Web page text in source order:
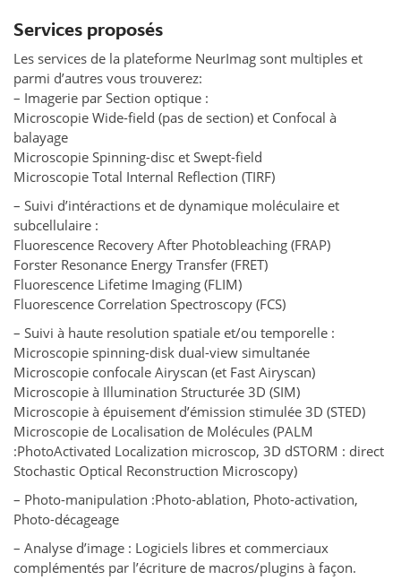
Services proposés
Les services de la plateforme NeurImag sont multiples et
parmi d’autres vous trouverez:
– Imagerie par Section optique :
Microscopie Wide-field (pas de section) et Confocal à
balayage
Microscopie Spinning-disc et Swept-field
Microscopie Total Internal Reflection (TIRF)
– Suivi d’intéractions et de dynamique moléculaire et
subcellulaire :
Fluorescence Recovery After Photobleaching (FRAP)
Forster Resonance Energy Transfer (FRET)
Fluorescence Lifetime Imaging (FLIM)
Fluorescence Correlation Spectroscopy (FCS)
– Suivi à haute resolution spatiale et/ou temporelle :
Microscopie spinning-disk dual-view simultanée
Microscopie confocale Airyscan (et Fast Airyscan)
Microscopie à Illumination Structurée 3D (SIM)
Microscopie à épuisement d’émission stimulée 3D (STED)
Microscopie de Localisation de Molécules (PALM
:PhotoActivated Localization microscop, 3D dSTORM : direct
Stochastic Optical Reconstruction Microscopy)
– Photo-manipulation :Photo-ablation, Photo-activation,
Photo-décageage
– Analyse d’image : Logiciels libres et commerciaux
complémentés par l’écriture de macros/plugins à façon.